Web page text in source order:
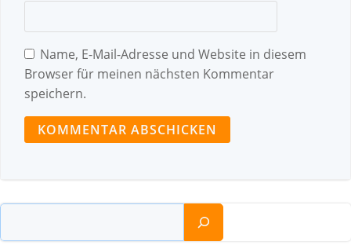
Name, E-Mail-Adresse und Website in diesem
Browser für meinen nächsten Kommentar
speichern.
Suchen